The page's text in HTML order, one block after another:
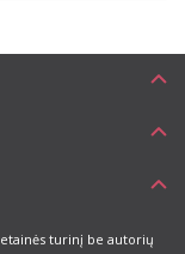
turinį be autorių